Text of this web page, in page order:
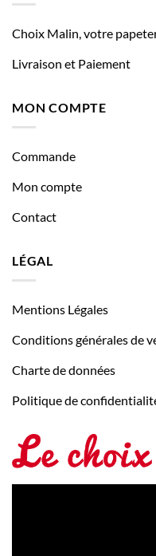
Choix Malin, votre
Livraison et Paiement
MON COMPTE
Commande
Mon compte
Contact
LÉGAL
Mentions Légales
Conditions générales de
Charte de données
Politique de